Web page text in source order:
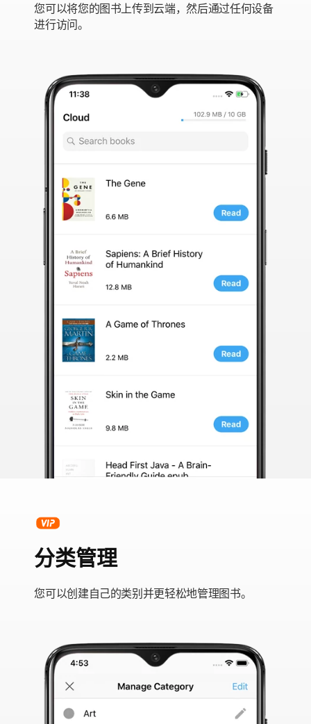
您可以将您的图书上传到云端，然后通过任何设备
进行访问。
分类管理
您可以创建自己的类别并更轻松地管理图书。